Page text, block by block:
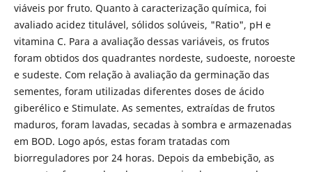
viáveis por fruto. Quanto à caracterização química, foi
avaliado acidez titulável, sólidos solúveis, "Ratio", pH e
vitamina C. Para a avaliação dessas variáveis, os frutos
foram obtidos dos quadrantes nordeste, sudoeste, noroeste
e sudeste. Com relação à avaliação da germinação das
sementes, foram utilizadas diferentes doses de ácido
giberélico e Stimulate. As sementes, extraídas de frutos
maduros, foram lavadas, secadas à sombra e armazenadas
em BOD. Logo após, estas foram tratadas com
biorreguladores por 24 horas. Depois da embebição, as